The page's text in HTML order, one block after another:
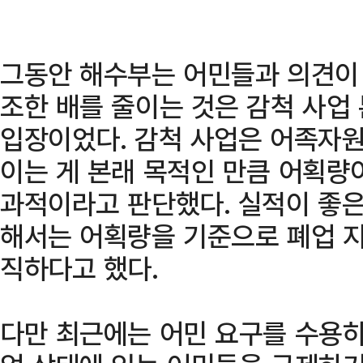
그동안 해수부는 어민들과 의견
조한 배를 줄이는 것은 감척 사
입장이었다. 감척 사업은 어족자
이는 게 본래 목적인 만큼 어획
과적이라고 판단했다. 실적이 좋
해서는 어획량을 기준으로 폐업
직하다고 했다.
다만 최근에는 어민 요구를 수용